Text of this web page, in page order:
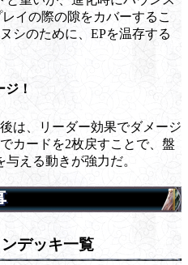
イの際の隙をカバーするこ
シのために、EPを温存する
！
は、リーダー効果でダメージ
カードを2枚戻すことで、盤
える動きが強力だ。
デッキ一覧